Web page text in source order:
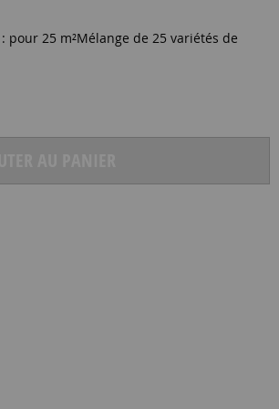
: pour 25 m²Mélange de 25 variétés de